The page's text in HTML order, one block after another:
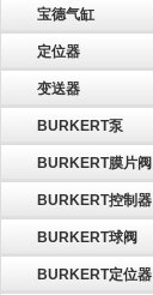
宝德气缸
定位器
变送器
BURKERT泵
BURKERT膜片阀
BURKERT控制器
BURKERT球阀
BURKERT定位器